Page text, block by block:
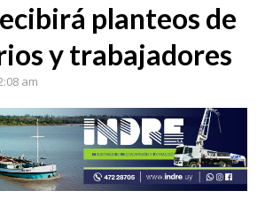
planteos de
y trabajadores
am